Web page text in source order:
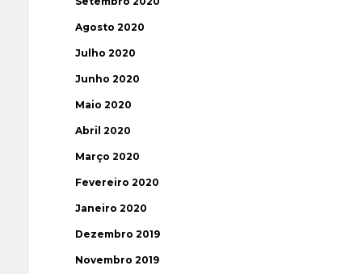
Agosto 2020
Julho 2020
Junho 2020
Maio 2020
Abril 2020
Março 2020
Fevereiro 2020
Janeiro 2020
Dezembro 2019
Novembro 2019